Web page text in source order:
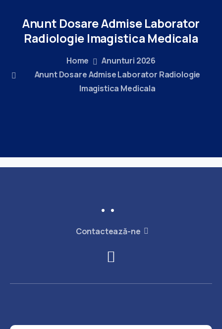
Anunt DosareAdmise Laborator
Radiologie Imagistica Medicala
Home
Anunturi 2026
Anunt Dosare Admise Laborator Radiologie
Imagistica Medicala
Contactează-ne